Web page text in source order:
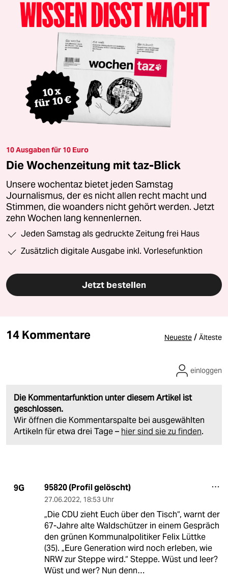
10 Ausgaben für 10 Euro
Die Wochenzeitung mit taz-Blick
Unsere wochentaz bietet jeden Samstag
Journalismus, der es nicht allen recht macht und
Stimmen, die woanders nicht gehört werden. Jetzt
zehn Wochen lang kennenlernen.
Jeden Samstag als gedruckte Zeitung frei Haus
Zusätzlich digitale Ausgabe inkl. Vorlesefunktion
Jetzt bestellen
14 Kommentare Neueste / Älteste
Die Kommentarfunktion unter diesem Artikel ist
geschlossen.
Wir öffnen die Kommentarspalte bei ausgewählten
Artikeln für etwa drei Tage – hier sind sie zu finden.
einloggen
9G 95820 (Profil gelöscht)
27.06.2022, 18:53 Uhr
„Die CDU zieht Euch über den Tisch“, warnt der
67-Jahre alte Waldschützer in einem Gespräch
den grünen Kommunalpolitiker Felix Lüttke
(35). „Eure Generation wird noch erleben, wie
NRW zur Steppe wird.“ Steppe. Wüst und leer?
Wüst und wer? Nun denn…